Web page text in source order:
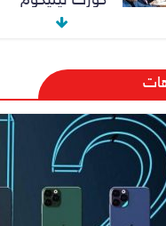
مرور أربيل تعلن
تظليل زجاج
صدور أمر قبض
السابق أحمد